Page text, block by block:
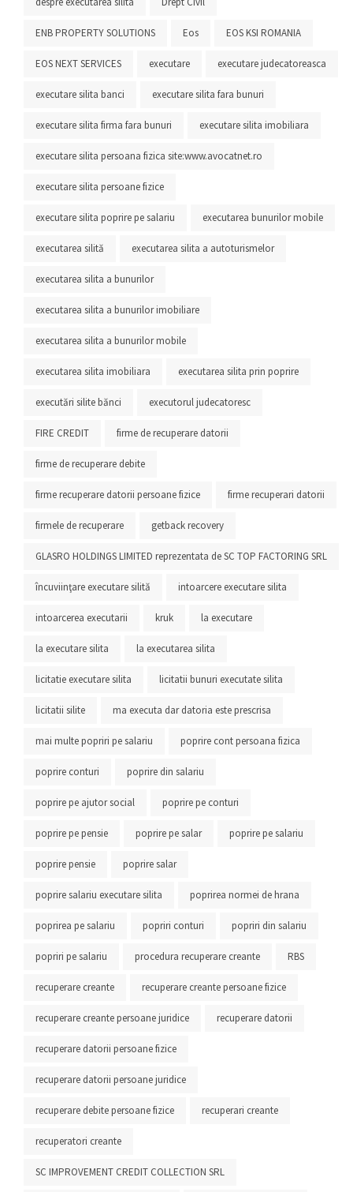
ENB PROPERTY SOLUTIONS Eos EOS KSI ROMANIA
EOS NEXT SERVICES executare executare judecatoreasca
executare silita banci executare silita fara bunuri
executare silita firma fara bunuri executare silita imobiliara
executare silita persoana fizica site:www.avocatnet.ro
executare silita persoane fizice
executare silita poprire pe salariu executarea bunurilor mobile
executarea silită executarea silita a autoturismelor
executarea silita a bunurilor
executarea silita a bunurilor imobiliare
executarea silita a bunurilor mobile
executarea silita imobiliara executarea silita prin poprire
executări silite bănci executorul judecatoresc
FIRE CREDIT firme de recuperare datorii
firme de recuperare debite
firme recuperare datorii persoane fizice firme recuperari datorii
firmele de recuperare getback recovery
GLASRO HOLDINGS LIMITED reprezentata de SC TOP FACTORING SRL
încuviinţare executare silită intoarcere executare silita
intoarcerea executarii kruk la executare
la executare silita la executarea silita
licitatie executare silita licitatii bunuri executate silita
licitatii silite ma executa dar datoria este prescrisa
mai multe popriri pe salariu poprire cont persoana fizica
poprire conturi poprire din salariu
poprire pe ajutor social poprire pe conturi
poprire pe pensie poprire pe salar poprire pe salariu
poprire pensie poprire salar
poprire salariu executare silita poprirea normei de hrana
poprirea pe salariu popriri conturi popriri din salariu
popriri pe salariu procedura recuperare creante RBS
recuperare creante recuperare creante persoane fizice
recuperare creante persoane juridice recuperare datorii
recuperare datorii persoane fizice
recuperare datorii persoane juridice
recuperare debite persoane fizice recuperari creante
recuperatori creante
SC IMPROVEMENT CREDIT COLLECTION SRL